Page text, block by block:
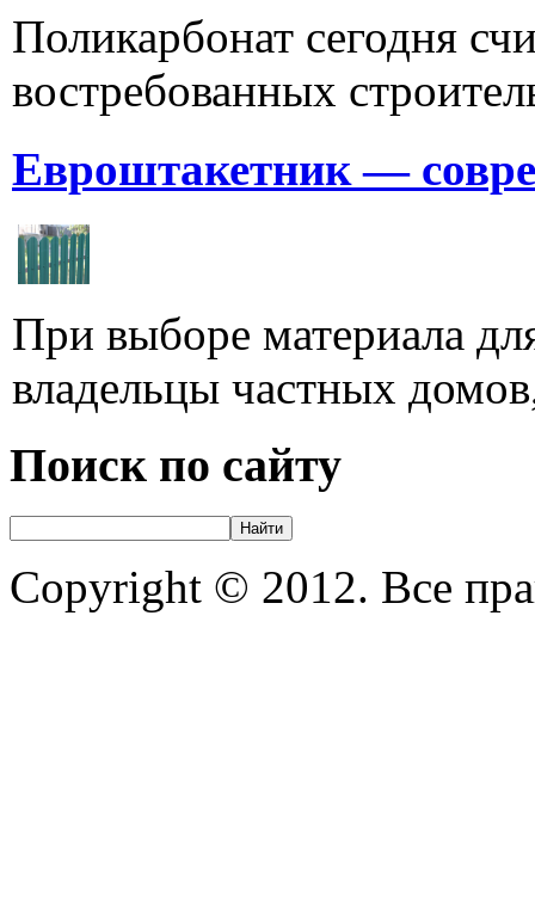
Поликарбонат сегодня
востребованных
Евроштакетник —
При выборе материала
владельцы частных
Поиск по сайту
Copyright © 2012. Все